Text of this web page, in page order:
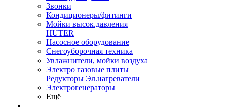
Звонки
Кондиционеры/фитинги
Мойки высок.давления
HUTER
Насосное оборудование
Снегоуборочная техника
Увлажнители, мойки воздуха
Электро газовые плиты
Редукторы Эл.нагреватели
Электрогенераторы
Ещё